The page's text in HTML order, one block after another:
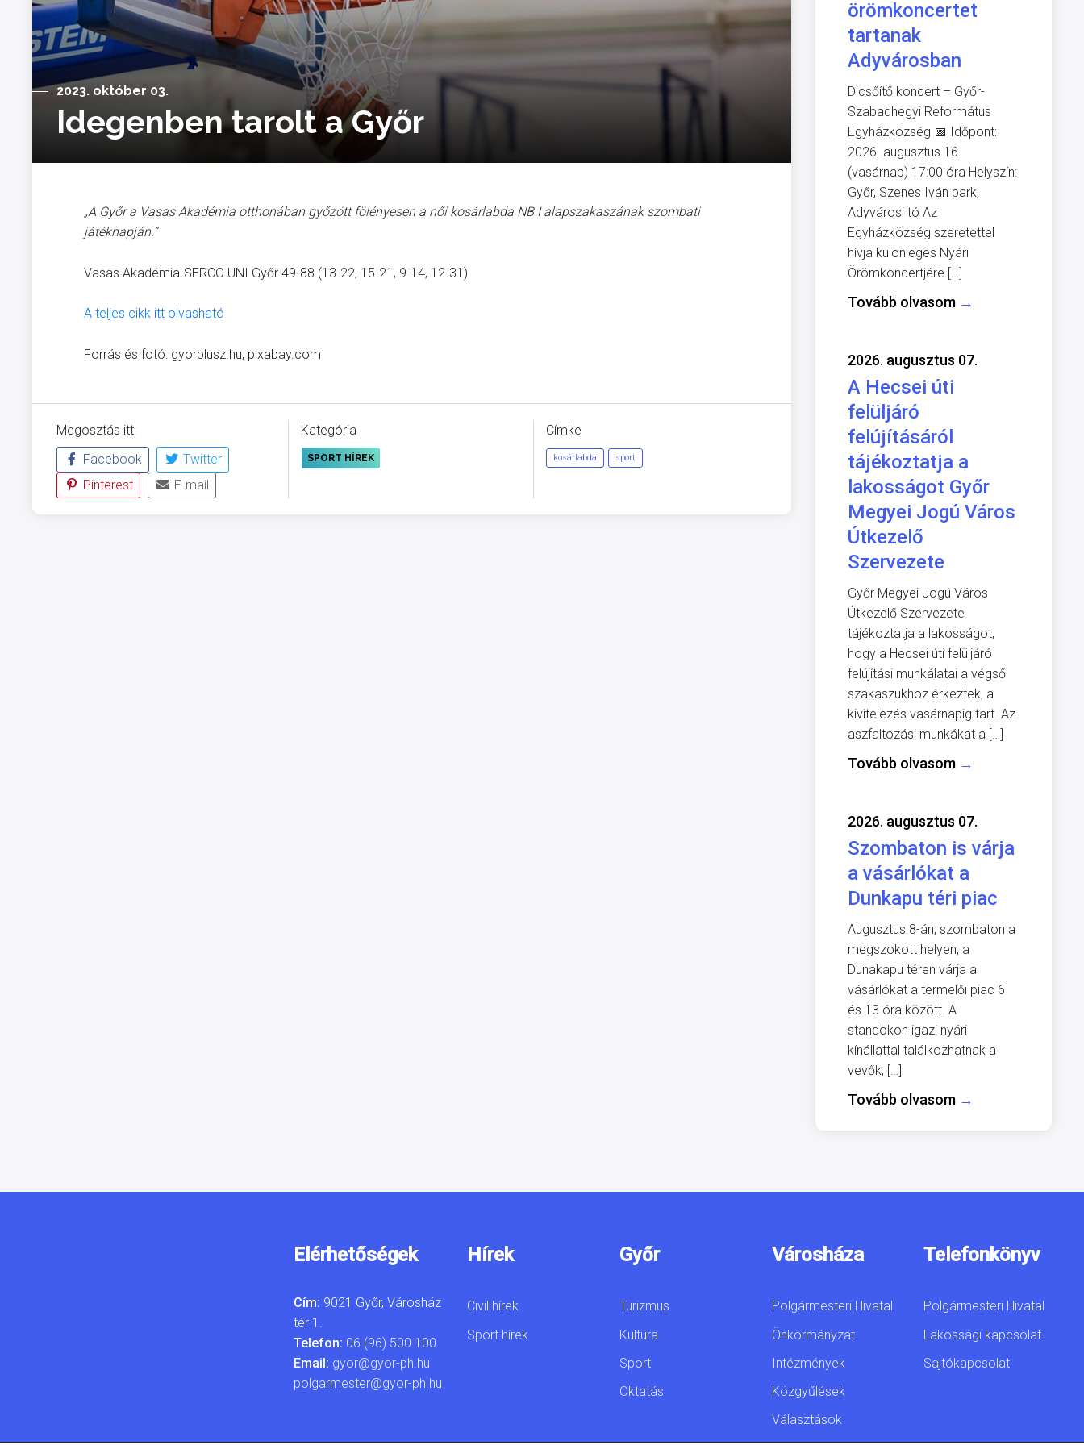
2023. október 03.
Idegenben tarolt a Győr
„A Győr a Vasas Akadémia otthonában győzött fölényesen a női kosárlabda NB I alapszakaszának szombati
játéknapján.”
Vasas Akadémia-SERCO UNI Győr 49-88 (13-22, 15-21, 9-14, 12-31)
A teljes cikk itt olvasható
Forrás és fotó: gyorplusz.hu, pixabay.com
Megosztás itt:
Facebook
Twitter
Pinterest
E-mail
Kategória
SPORT HÍREK
Címke
kosárlabda sport
örömkoncertet
tartanak
Adyvárosban
Dicsőítő koncert – Győr-
Szabadhegyi Református
Egyházközség 📅 Időpont:
2026. augusztus 16.
(vasárnap) 17:00 óra Helyszín:
Győr, Szenes Iván park,
Adyvárosi tó Az
Egyházközség szeretettel
hívja különleges Nyári
Örömkoncertjére […]
Tovább olvasom →
2026. augusztus 07.
A Hecsei úti
felüljáró
felújításáról
tájékoztatja a
lakosságot Győr
Megyei Jogú Város
Útkezelő
Szervezete
Győr Megyei Jogú Város
Útkezelő Szervezete
tájékoztatja a lakosságot,
hogy a Hecsei úti felüljáró
felújítási munkálatai a végső
szakaszukhoz érkeztek, a
kivitelezés vasárnapig tart. Az
aszfaltozási munkákat a […]
Tovább olvasom →
2026. augusztus 07.
Szombaton is várja
a vásárlókat a
Dunkapu téri piac
Augusztus 8-án, szombaton a
megszokott helyen, a
Dunakapu téren várja a
vásárlókat a termelői piac 6
és 13 óra között. A
standokon igazi nyári
kínállattal találkozhatnak a
vevők, […]
Tovább olvasom →
Elérhetőségek
Cím: 9021 Győr, Városház
tér 1.
Telefon: 06 (96) 500 100
Email: gyor@gyor-ph.hu
polgarmester@gyor-ph.hu
Hírek
Civil hírek
Sport hírek
Győr
Turizmus
Kultúra
Sport
Oktatás
Városháza
Polgármesteri Hivatal
Önkormányzat
Intézmények
Közgyűlések
Választások
Telefonkönyv
Polgármesteri Hivatal
Lakossági kapcsolat
Sajtókapcsolat